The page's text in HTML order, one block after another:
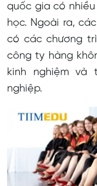
quốc gia có
học. Ngoài ra,
có các chương
công ty hàng
kinh nghiệm và
nghiệp.